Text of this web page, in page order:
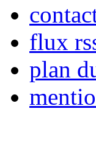
flux
plan